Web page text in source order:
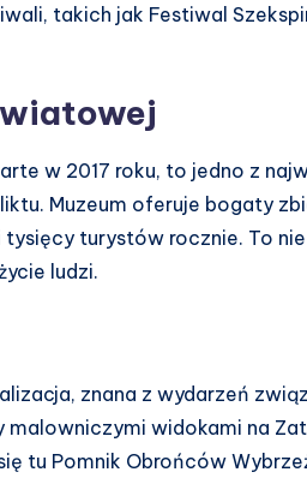
takich jak Festiwal
w 2017 roku, to jedno z
Muzeum oferuje bogaty
turystów rocznie. To
ludzi.
znana z wydarzeń
widokami na
tu Pomnik Obrońców